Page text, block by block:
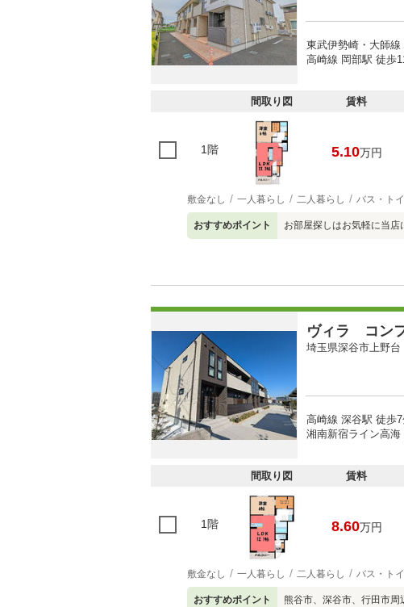
東武伊勢崎・大師
高崎線 岡部駅 徒歩
間取り図 賃料
1階 5.10万円
敷金なし 一人暮らし 二人暮らし バス・ト
おすすめポイント お部屋探しはお気軽に当
ヴィラ コン
埼玉県深谷市上野台
高崎線 深谷駅 徒歩7
湘南新宿ライン高
間取り図 賃料
1階 8.60万円
敷金なし 一人暮らし 二人暮らし バス・ト
おすすめポイント 熊谷市、深谷市、行田市周